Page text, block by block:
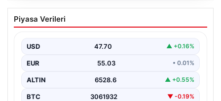
Avcılar Belediyesi’ne operasyon. 12
şüpheli gözaltına alındı
Piyasa Verileri
USD 47.70 ▲ +0.16%
EUR 55.03 • 0.01%
ALTIN 6528.6 ▲ +0.55%
BTC 3061932 ▼ -0.19%